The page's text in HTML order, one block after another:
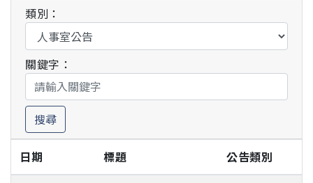
類別：
關鍵字：
搜尋
日期 標題 公告類別